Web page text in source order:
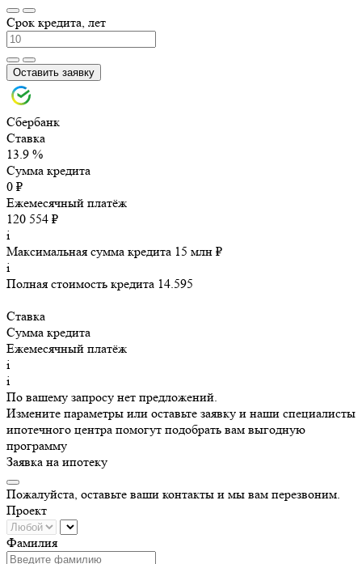
Срок кредита, лет
Оставить заявку
Сбербанк
Ставка
13.9 %
Сумма кредита
0 ₽
Ежемесячный платёж
120 554 ₽
i
Максимальная сумма кредита 15 млн ₽
i
Полная стоимость кредита 14.595
Ставка
Сумма кредита
Ежемесячный платёж
i
i
По вашему запросу нет предложений.
Измените параметры или оставьте заявку и наши специалисты
ипотечного центра помогут подобрать вам выгодную
программу
Заявка на ипотеку
Пожалуйста, оставьте ваши контакты и мы вам перезвоним.
Проект
Фамилия